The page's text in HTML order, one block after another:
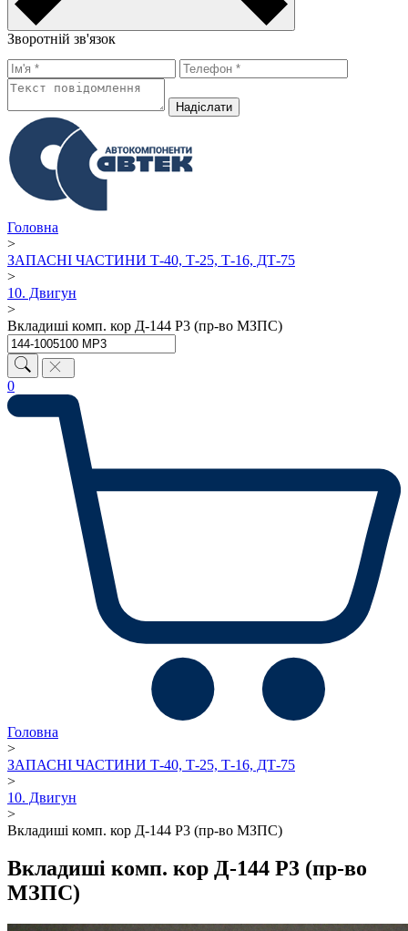
Зворотній зв'язок
Надiслати
Головна
>
ЗАПАСНІ ЧАСТИНИ Т-40, Т-25, Т-16, ДТ-75
>
10. Двигун
>
Вкладиші комп. кор Д-144 Р3 (пр-во МЗПС)
0
Головна
>
ЗАПАСНІ ЧАСТИНИ Т-40, Т-25, Т-16, ДТ-75
>
10. Двигун
>
Вкладиші комп. кор Д-144 Р3 (пр-во МЗПС)
Вкладиші комп. кор Д-144 Р3 (пр-во
МЗПС)